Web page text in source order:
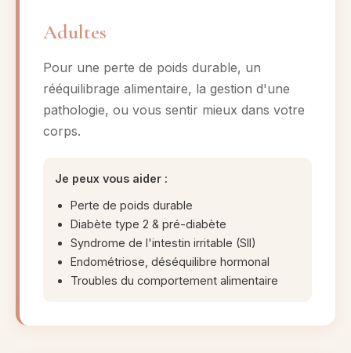
Adultes
Pour une perte de poids durable, un
rééquilibrage alimentaire, la gestion d'une
pathologie, ou vous sentir mieux dans votre
corps.
Je peux vous aider :
Perte de poids durable
Diabète type 2 & pré-diabète
Syndrome de l'intestin irritable (SII)
Endométriose, déséquilibre hormonal
Troubles du comportement alimentaire